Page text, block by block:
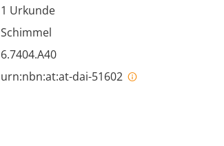
1 Urkunde
Schimmel
6.7404.A40
urn:nbn:at:at-dai-51602